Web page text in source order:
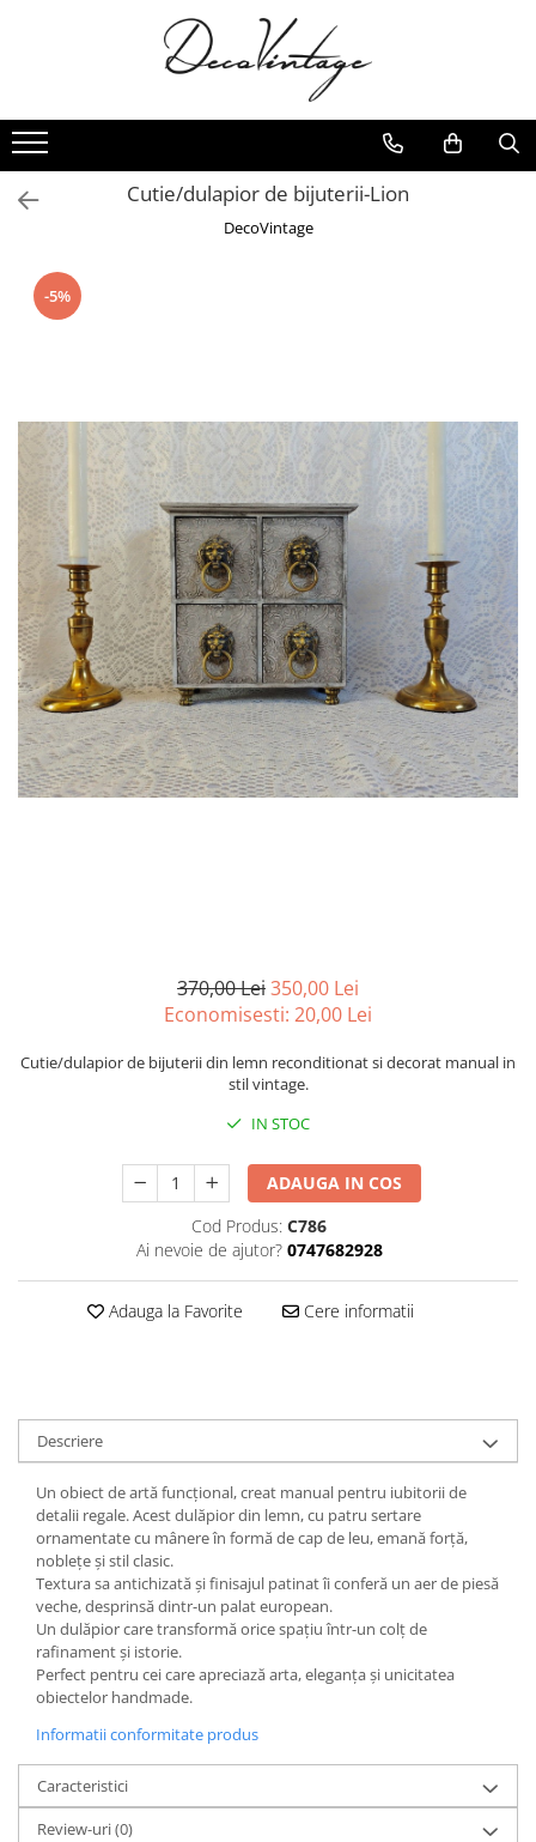
Cutie/dulapior de bijuterii-Lion
DecoVintage
-5%
370,00 Lei350,00 Lei
Economisesti: 20,00 Lei
Cutie/dulapior de bijuterii din lemn reconditionat si decorat manual in
stil vintage.
IN STOC
ADAUGA IN COS
Cod Produs: C786
Ai nevoie de ajutor? 0747682928
Adauga la Favorite Cere informatii
Descriere
Un obiect de artă funcțional, creat manual pentru iubitorii de
detalii regale. Acest dulăpior din lemn, cu patru sertare
ornamentate cu mânere în formă de cap de leu, emană forță,
noblețe și stil clasic.
Textura sa antichizată și finisajul patinat îi conferă un aer de piesă
veche, desprinsă dintr-un palat european.
Un dulăpior care transformă orice spațiu într-un colț de
rafinament și istorie.
Perfect pentru cei care apreciază arta, eleganța și unicitatea
obiectelor handmade.
Informatii conformitate produs
Caracteristici
Review-uri(0)